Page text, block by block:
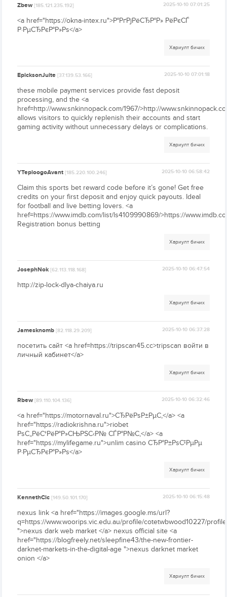
Zbew[185.121.235.192] 2025-10-10 07:01:25
<a href="https://okna-intex.ru">Р°РґРјРёСЂР°Р» РёРєСЃ
Р·РµСЂРєР°Р»Рѕ</a>
Хариулт бичих
EpicksonJuite[37.139.53.166] 2025-10-10 07:01:18
these mobile payment services provide fast deposit
processing, and the <a
href=http://www.snkinnopack.com/1967/>http://
allows visitors to quickly replenish their accounts and start
gaming activity without unnecessary delays or complications.
Хариулт бичих
YTeploogoAvant[185.220.100.246] 2025-10-10 06:58:42
Claim this sports bet reward code before it’s gone! Get free
credits on your first deposit and enjoy quick payouts. Ideal
for football and live betting lovers. <a
href=https://www.imdb.com/list/ls4109990869/>https://
Registration bonus betting
Хариулт бичих
JosephNok[62.113.118.168] 2025-10-10 06:47:54
http://zip-lock-dlya-chaiya.ru
Хариулт бичих
Jamesknomb[82.118.29.209] 2025-10-10 06:37:28
посетить сайт <a href=https://tripscan45.cc>tripscan войти в
личный кабинет</a>
Хариулт бичих
Rbew[89.110.104.136] 2025-10-10 06:32:46
<a href="https://motornaval.ru">СЂРёРѕР±РµС‚</a> <a
href="https://radiokrishna.ru">riobet
РѕС„РёС†РёР°Р»СЊРЅС‹Р№ СЃР°Р№С‚</a> <a
href="https://mylifegame.ru">unlim casino СЂР°Р±РѕС‡РµРµ
Р·РµСЂРєР°Р»Рѕ</a>
Хариулт бичих
KennethCic[149.50.101.170] 2025-10-10 06:15:48
nexus link <a href="https://images.google.ms/url?
q=https://www.woorips.vic.edu.au/profile/cotetwbwood10227/profile
">nexus dark web market </a> nexus official site <a
href="https://blogfreely.net/sleepfine43/the-new-frontier-
darknet-markets-in-the-digital-age ">nexus darknet market
onion </a>
Хариулт бичих